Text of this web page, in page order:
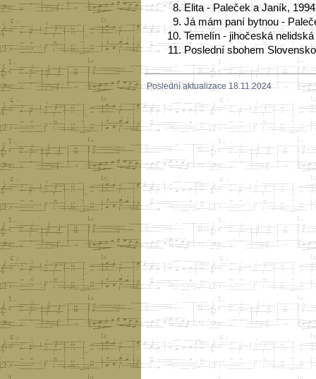
8. Elita - Paleček a Janík, 1994
9. Já mám paní bytnou -
10. Temelín - jihočeská
11. Poslední sbohem
Poslední aktualizace 18.11.2024